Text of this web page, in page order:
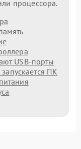
процессора.
USB-порты
ПК